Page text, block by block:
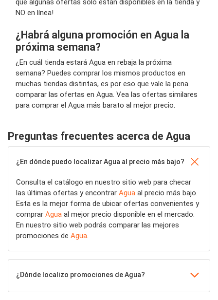
que algunas ofertas solo están disponibles en la tienda y
NO en línea!
¿Habrá alguna promoción en Agua la
próxima semana?
¿En cuál tienda estará Agua en rebaja la próxima
semana? Puedes comprar los mismos productos en
muchas tiendas distintas, es por eso que vale la pena
comparar las ofertas en Agua. Vea las ofertas similares
para comprar el Agua más barato al mejor precio.
Preguntas frecuentes acerca de Agua
¿En dónde puedo localizar Agua al precio más bajo?
Consulta el catálogo en nuestro sitio web para checar
las últimas ofertas y encontrar Agua al precio más bajo.
Esta es la mejor forma de ubicar ofertas convenientes y
comprar Agua al mejor precio disponible en el mercado.
En nuestro sitio web podrás comparar las mejores
promociones de Agua.
¿Dónde localizo promociones de Agua?